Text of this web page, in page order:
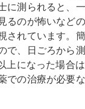
に測られると、
るのが怖いなど
されています。
で、日ごろから
上になった場合
での治療が必要